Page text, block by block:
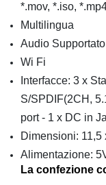
*.mov, *.iso,
Multilingua
Audio
Wi Fi
Interfacce: 3 x
S/SPDIF(2CH,
port - 1 x DC in
Dimensioni: 11,5
Alimentazione:
La confezione